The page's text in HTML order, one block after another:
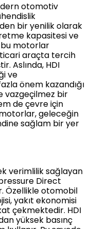
otomotiv
bir yenilik olarak
kapasitesi ve
motorlar
araçta tercih
Aslında, HDI
ve
önem kazandığı
vazgeçilmez bir
de çevre için
motorlar, geleceğin
sağlam bir yer
verimlilik sağlayan
Direct
Özellikle otomobil
yakıt ekonomisi
çekmektedir. HDI
yüksek basınç